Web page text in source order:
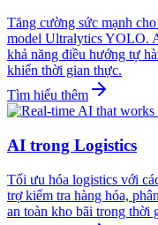
Tăng cường sức mạnh
model Ultralytics YOLO.
khả năng điều hướng tự
khiển thời gian thực.
Tìm hiểu thêm
AI trong Logistics
Tối ưu hóa logistics với
trợ kiểm tra hàng hóa,
an toàn kho bãi trong thời